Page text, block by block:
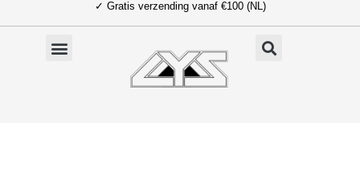
naar
✓ Gratis verzending vanaf €100 (NL)